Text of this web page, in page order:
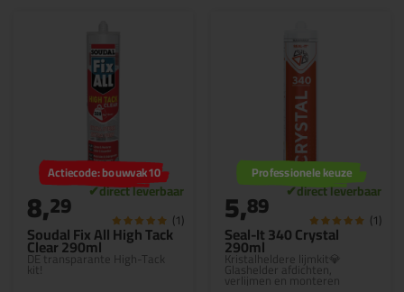
Soudal Fix All High Tack
Clear 290ml
DE transparante High-Tack
kit!
Actiecode: bouwvak10
8,29 (1)
Seal-It 340 Crystal
290ml
Kristalheldere lijmkit💎
Glashelder afdichten,
verlijmen en monteren
Professionele keuze
5,89 (1)